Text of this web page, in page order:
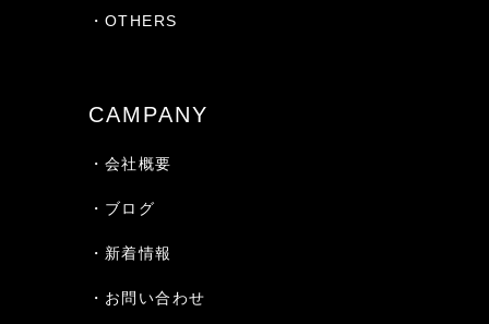
・OTHERS
CAMPANY
・会社概要
・ブログ
・新着情報
・お問い合わせ